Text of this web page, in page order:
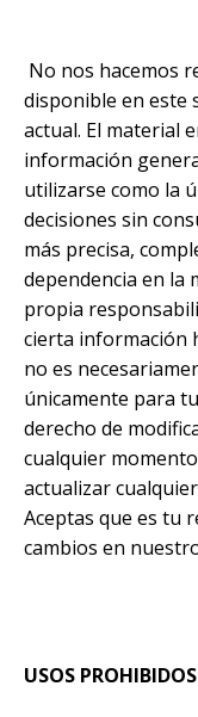
No nos hacemos
disponible en este
actual. El material
información
utilizarse como la
decisiones sin
más precisa,
dependencia en la
propia
cierta información
no es
únicamente para
derecho de
cualquier
actualizar
Aceptas que es tu
cambios en
USOS PROHIBIDOS